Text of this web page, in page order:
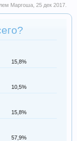
Маргоша 25 дек 2017
15,8%
10,5%
15,8%
57,9%